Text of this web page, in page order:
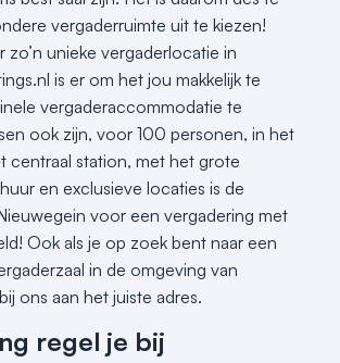
vergaderruimte uit te kiezen!
zo’n unieke vergaderlocatie in
is er om het jou makkelijk te
vergaderaccommodatie te
ook zijn, voor 100 personen, in het
centraal station, met het grote
en exclusieve locaties is de
voor een vergadering met
Ook als je op zoek bent naar een
in de omgeving van
ons aan het juiste adres.
regel je bij